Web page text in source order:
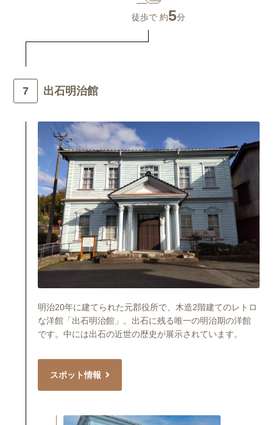
徒歩で 約5分
出石明治館
明治20年に建てられた元郡役所で、木造2階建てのレトロ
な洋館「出石明治館」。出石に残る唯一の明治期の洋館
です。中には出石の近世の歴史が展示されています。
スポット情報